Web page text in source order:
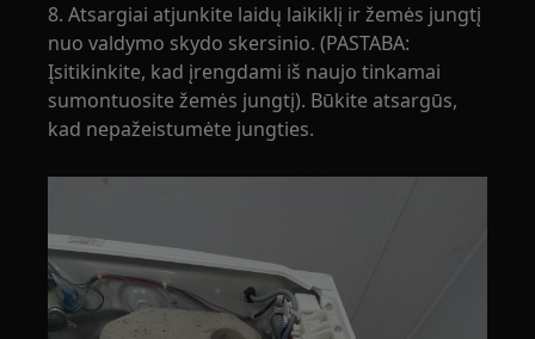
8. Atsargiai atjunkite laidų laikiklį ir žemės jungtį
nuo valdymo skydo skersinio. (PASTABA:
Įsitikinkite, kad įrengdami iš naujo tinkamai
sumontuosite žemės jungtį). Būkite atsargūs,
kad nepažeistumėte jungties.